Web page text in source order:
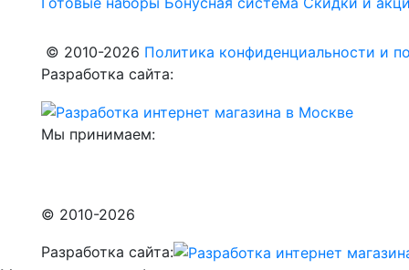
© 2010-2026 Политика конфиденциальности и
Разработка сайта:
Мы принимаем:
© 2010-2026
Разработка сайта: